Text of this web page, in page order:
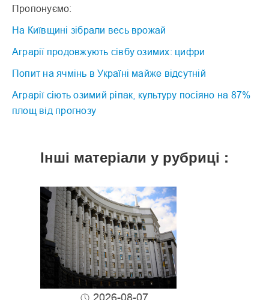
Пропонуємо:
На Київщині зібрали весь врожай
Аграрії продовжують сівбу озимих: цифри
Попит на ячмінь в Україні майже відсутній
Аграрії сіють озимий ріпак, культуру посіяно на 87%
площ від прогнозу
Інші матеріали у рубриці :